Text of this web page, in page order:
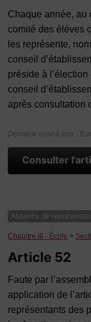
Chaque année, au
comité des élèves
les représente,
conseil
préside à
conseil
après consultation
Dernière mise à jour : 8
Consulter
Absence de
Chapitre III - École >
Article 52
Faute par
application de
représentants des